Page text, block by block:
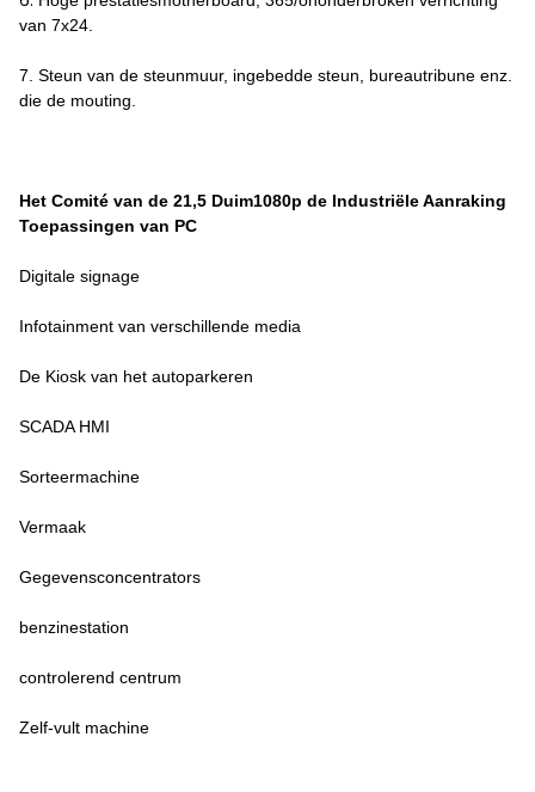
van 7x24.
7. Steun van de steunmuur, ingebedde steun, bureautribune enz.
die de mouting.
Het Comité van de 21,5 Duim1080p de Industriële Aanraking
Toepassingen van PC
Digitale signage
Infotainment van verschillende media
De Kiosk van het autoparkeren
SCADA HMI
Sorteermachine
Vermaak
Gegevensconcentrators
benzinestation
controlerend centrum
Zelf-vult machine